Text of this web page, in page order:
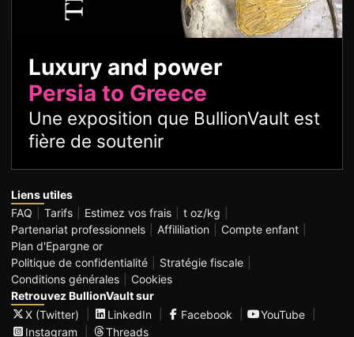
Luxury and power
Persia to Greece
Une exposition que BullionVault est
fière de soutenir
Liens utiles
FAQ
Tarifs Estimez vos frais
t oz/kg
Partenariat professionnels
Affililiation
Compte enfant
Plan d'Epargne or
Politique de confidentialité
Stratégie fiscale
Conditions générales
Cookies
Retrouvez BullionVault sur
X (Twitter)
LinkedIn Facebook
YouTube
Instagram
Threads